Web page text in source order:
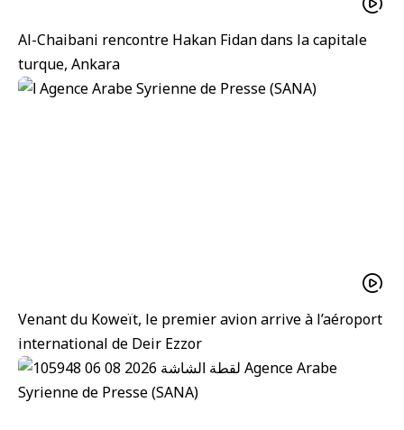
Al-Chaibani rencontre Hakan Fidan dans la capitale
turque, Ankara
Venant du Koweït, le premier avion arrive à l’aéroport
international de Deir Ezzor